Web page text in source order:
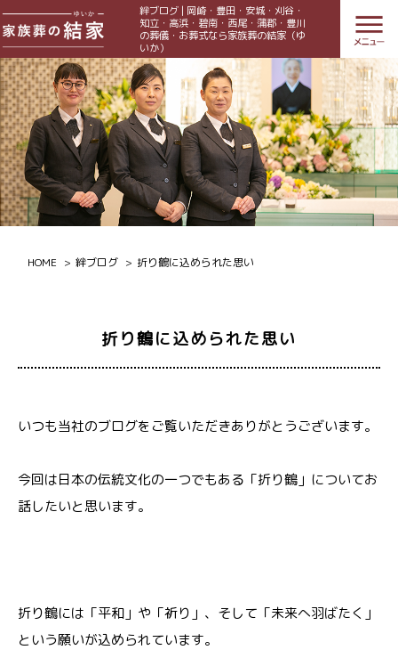
絆ブログ | 岡崎・豊田・安城・刈谷・
知立・高浜・碧南・西尾・蒲郡・豊川
の葬儀・お葬式なら家族葬の結家（ゆ
いか）
HOME 絆ブログ 折り鶴に込められた思い
折り鶴に込められた思い
いつも当社のブログをご覧いただきありがとうございます。
今回は日本の伝統文化の一つでもある 「折り鶴」 についてお
話したいと思います。
折り鶴には「平和」や「祈り」、そして「未来へ羽ばたく」
という願いが込められています。